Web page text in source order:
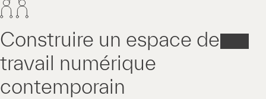
Construire un espace de
travail numérique
contemporain